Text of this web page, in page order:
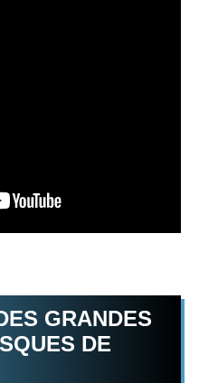
GRANDES
DE